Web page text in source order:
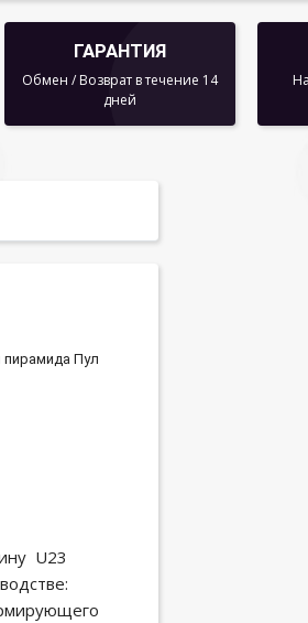
ГАРАНТИЯ
Обмен / Возврат в течение 14
дней
пирамида Пул
U23